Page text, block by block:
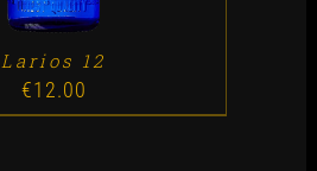
Larios 12
€12.00